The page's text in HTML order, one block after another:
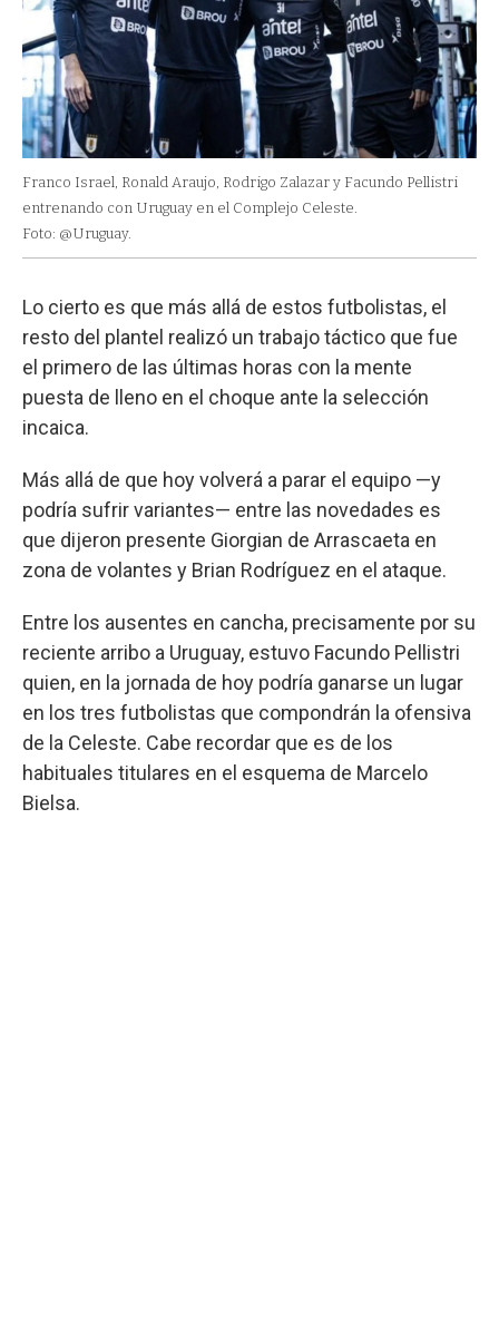
Franco Israel, Ronald Araujo, Rodrigo Zalazar y Facundo Pellistri
entrenando con Uruguay en el Complejo Celeste.
Foto: @Uruguay.
Lo cierto es que más allá de estos futbolistas, el
resto del plantel realizó un trabajo táctico que fue
el primero de las últimas horas con la mente
puesta de lleno en el choque ante la selección
incaica.
Más allá de que hoy volverá a parar el equipo —y
podría sufrir variantes— entre las novedades es
que dijeron presente Giorgian de Arrascaeta en
zona de volantes y Brian Rodríguez en el ataque.
Entre los ausentes en cancha, precisamente por su
reciente arribo a Uruguay, estuvo Facundo Pellistri
quien, en la jornada de hoy podría ganarse un lugar
en los tres futbolistas que compondrán la ofensiva
de la Celeste. Cabe recordar que es de los
habituales titulares en el esquema de Marcelo
Bielsa.